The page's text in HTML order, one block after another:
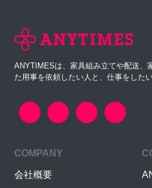
ANYTIMESは、家具組み立てや配送、
た用事を依頼したい人と、仕事をした
COMPANY
会社概要